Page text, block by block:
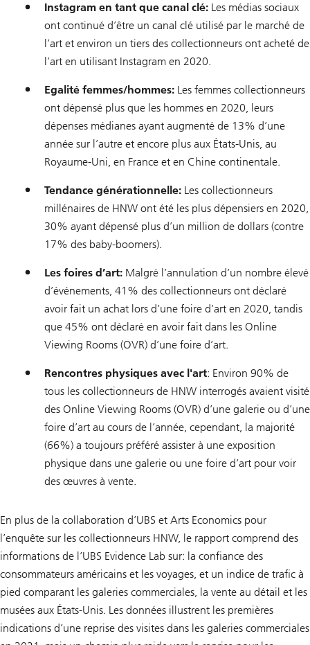
Instagram en tant que canal clé: Les médias sociaux
ont continué d’être un canal clé utilisé par le marché de
l’art et environ un tiers des collectionneurs ont acheté de
l’art en utilisant Instagram en 2020.
Egalité femmes/hommes: Les femmes collectionneurs
ont dépensé plus que les hommes en 2020, leurs
dépenses médianes ayant augmenté de 13% d’une
année sur l’autre et encore plus aux États-Unis, au
Royaume-Uni, en France et en Chine continentale.
Tendance générationnelle: Les collectionneurs
millénaires de HNW ont été les plus dépensiers en 2020,
30% ayant dépensé plus d’un million de dollars (contre
17% des baby-boomers).
Les foires d’art: Malgré l’annulation d’un nombre élevé
d’événements, 41% des collectionneurs ont déclaré
avoir fait un achat lors d’une foire d’art en 2020, tandis
que 45% ont déclaré en avoir fait dans les Online
Viewing Rooms (OVR) d’une foire d’art.
Rencontres physiques avec l'art: Environ 90% de
tous les collectionneurs de HNW interrogés avaient visité
des Online Viewing Rooms (OVR) d’une galerie ou d’une
foire d’art au cours de l’année, cependant, la majorité
(66%) a toujours préféré assister à une exposition
physique dans une galerie ou une foire d’art pour voir
des œuvres à vente.
En plus de la collaboration d’UBS et Arts Economics pour
l’enquête sur les collectionneurs HNW, le rapport comprend des
informations de l’UBS Evidence Lab sur: la confiance des
consommateurs américains et les voyages, et un indice de trafic à
pied comparant les galeries commerciales, la vente au détail et les
musées aux États-Unis. Les données illustrent les premières
indications d’une reprise des visites dans les galeries commerciales